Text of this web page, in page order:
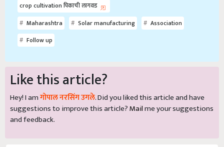
crop cultivation पिकाची लागवड
Maharashtra
Solar manufacturing
Association
Follow up
Like this article?
Hey! I amगोपाल नरसिंग उगले. Did you liked this article and have
suggestions to improve this article?Mailme your suggestions
and feedback.